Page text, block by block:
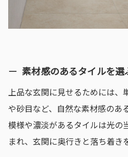
素材感のあるタイルを選
上品な玄関に見せるためには
や砂目など、自然な素材感のあ
模様や濃淡があるタイルは光の
まれ、玄関に奥行きと落ち着き